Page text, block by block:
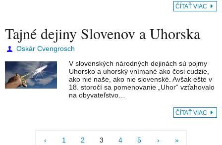
ČÍTAŤ VIAC
Tajné dejiny Slovenov a Uhorska
Oskár Cvengrosch
V slovenských národných dejinách sú pojmy
Uhorsko a uhorský vnímané ako čosi cudzie,
ako nie naše, ako nie slovenské. Avšak ešte v
18. storočí sa pomenovanie „Uhor“ vzťahovalo
na obyvateľstvo…
ČÍTAŤ VIAC
‹ 1 2 3 4 5 › »